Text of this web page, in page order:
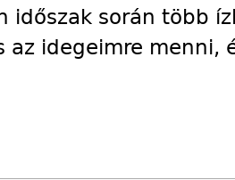
időszak során több
az idegeimre menni,